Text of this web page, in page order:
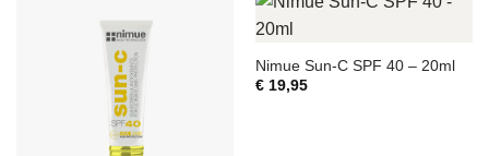
Nimue Sun-C SPF 40 – 20ml
€19,95